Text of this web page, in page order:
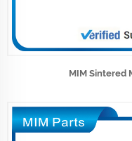
MIM Sintered